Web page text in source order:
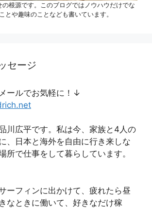
根源です。このブログではノウハウだけでな
とや趣味のことなども書いています。
セージ
ールでお気軽に！↓
川広平です。私は今、家族と4人の
、日本と海外を自由に行き来しな
所で仕事をして暮らしています。
ーフィンに出かけて、疲れたら昼
なときに働いて、好きなだけ稼